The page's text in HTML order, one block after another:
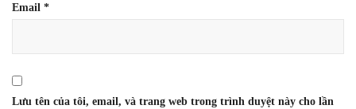
Email *
Lưu tên của tôi, email, và trang web trong trình duyệt này cho lần